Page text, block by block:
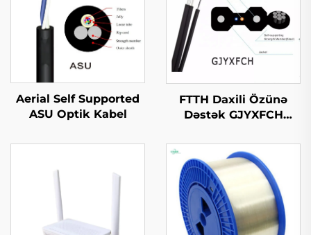
Aerial Self Supported
ASU Optik Kabel
FTTH Daxili Özünə
Dəstək GJYXFCH